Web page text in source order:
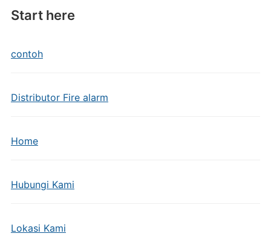
Start here
contoh
Distributor Fire alarm
Home
Hubungi Kami
Lokasi Kami